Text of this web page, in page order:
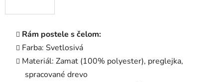
Rám postele s čelom:
Farba: Svetlosivá
Materiál: Zamat (100% polyester), preglejka,
spracované drevo